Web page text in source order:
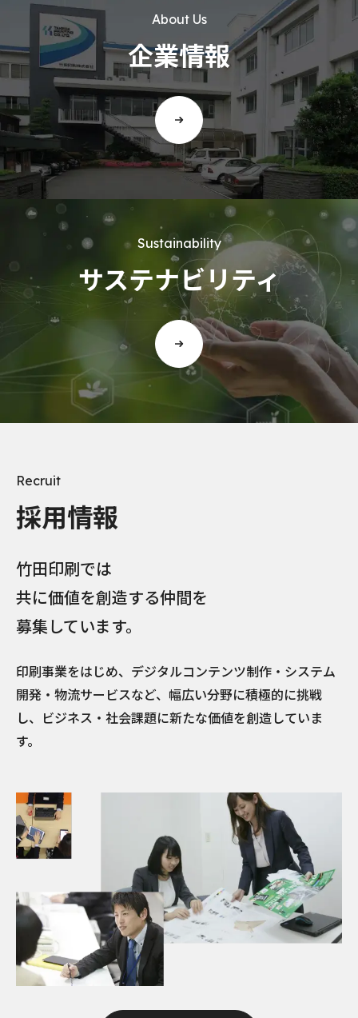
About Us
企業情報
Sustainability
サステナビリティ
Recruit
採用情報
竹田印刷では
共に価値を創造する仲間を
募集しています。
印刷事業をはじめ、デジタルコンテンツ制作・システム
開発・物流サービスなど、幅広い分野に積極的に挑戦
し、ビジネス・社会課題に新たな価値を創造していま
す。